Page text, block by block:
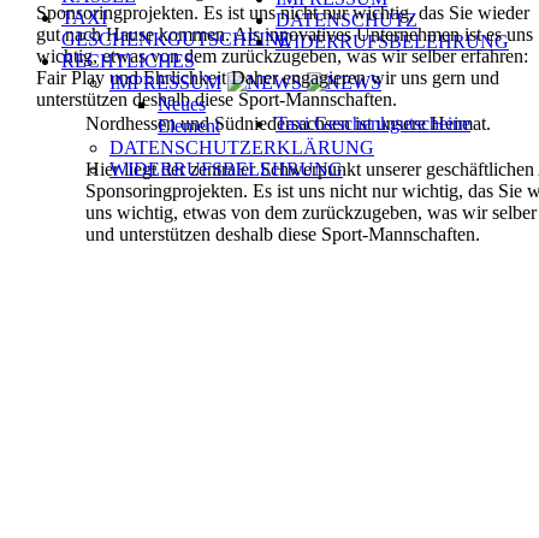
Hier liegt der zentraler Schwerpunkt unserer
Sponsoringprojekten. Es ist uns nicht nur wichtig, das Sie
uns wichtig, etwas von dem zurückzugeben, was wir
und unterstützen deshalb diese Sport-Mannschaften.
Nordhessen und Südniedersachsen ist unsere Heimat.
DATENSCHUTZ
WIDERRUFSBELEHRUNG
Taxi Geschenkgutscheine
Sponsoringprojekten. Es ist uns nicht nur wichtig, das Sie wieder
gut nach Hause kommen.Als innovatives Unternehmen ist es uns
wichtig, etwas von dem zurückzugeben, was wir selber erfahren:
Fair Play und EhrlichkeitDaher engagieren wir uns gern und
unterstützen deshalb diese Sport-Mannschaften.
TAXI
GESCHENKGUTSCHEINE
RECHTLICHES
IMPRESSUM
Neues
Element
DATENSCHUTZERKLÄRUNG
WIDERRUFSBELEHRUNG